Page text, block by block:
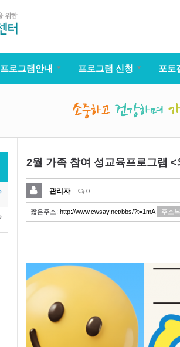
프로그램안내 프로그램 신청 포토
2월 가족 참여 성교육프로그램 <
관리자 0
- 짧은주소: http://www.cwsay.net/bbs/?t=1mA 주소